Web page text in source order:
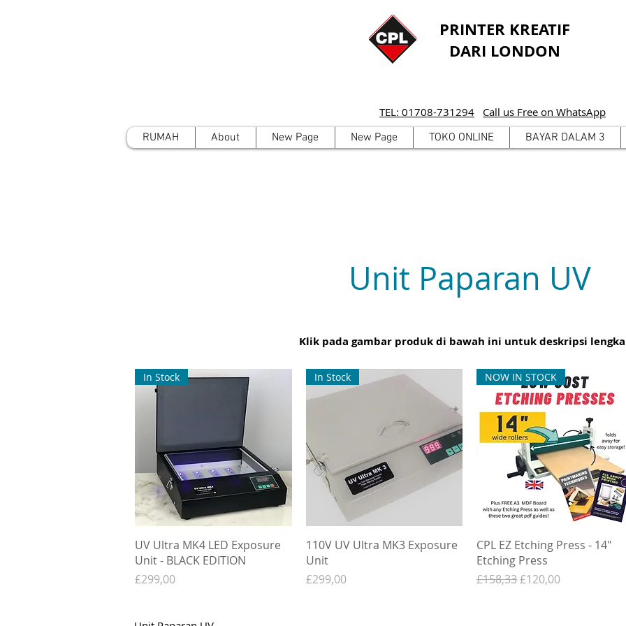
PRINTER KREATIF
DARI LONDON
TEL: 01708-731294
Call us Free on WhatsApp
RUMAH
About New Page New Page TOKO ONLINE BAYAR DALAM 3
Unit Paparan UV
Klik pada gambar produk di bawah ini untuk deskripsi
In Stock
UV Ultra MK4 LED Exposure
Unit - BLACK EDITION
Harga
£299,00
In Stock
110V UV Ultra MK3 Exposure
Unit
Harga
£299,00
NOW IN STOCK
CPL EZ Etching Press - 14"
Etching Press
Harga Reguler
£158,33Harga Promosi
£120,00